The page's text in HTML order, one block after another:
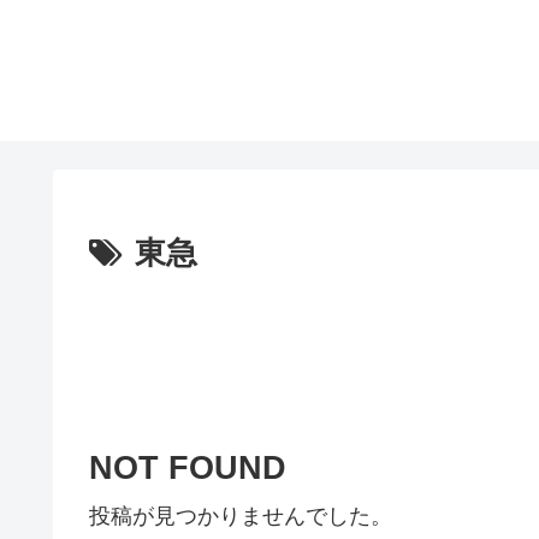
東急
NOT FOUND
投稿が見つかりませんでした。